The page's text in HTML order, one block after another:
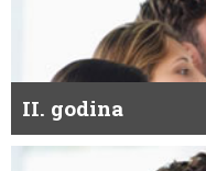
II. godina